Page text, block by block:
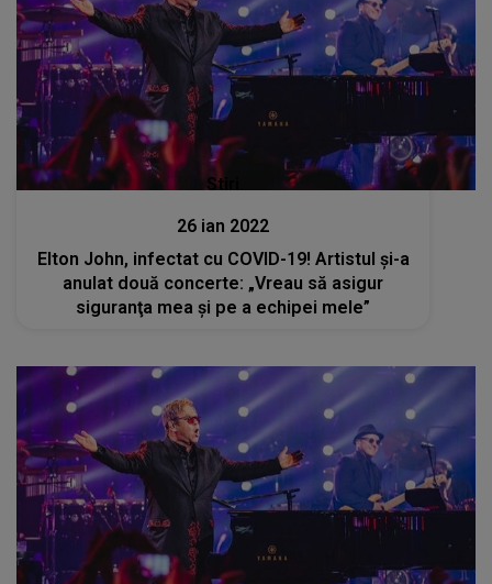
Stiri
26 ian 2022
Elton John, infectat cu COVID-19! Artistul și-a
anulat două concerte: „Vreau să asigur
siguranţa mea şi pe a echipei mele”